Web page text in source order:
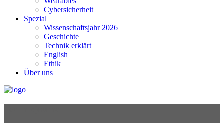
Cybersicherheit
Spezial
Wissenschaftsjahr 2026
Geschichte
Technik erklärt
English
Ethik
Über uns